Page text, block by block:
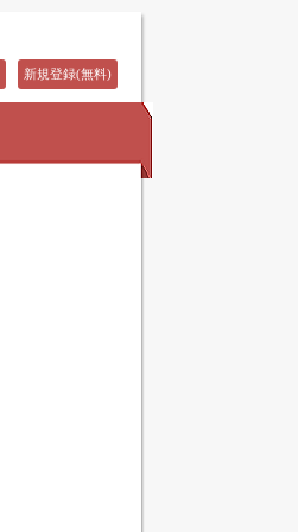
新規登録(無料)